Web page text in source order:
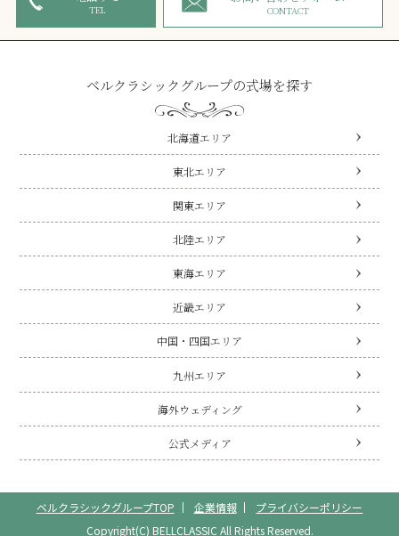
TEL CONTACT
ベルクラシックグループの式場を探す
北海道エリア
東北エリア
関東エリア
北陸エリア
東海エリア
近畿エリア
中国・四国エリア
九州エリア
海外ウェディング
公式メディア
ベルクラシックグループTOP 企業情報
プライバシーポリシー
Copyright(C) BELLCLASSIC All Rights Reserved.